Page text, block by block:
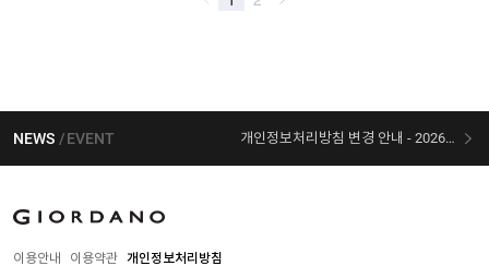
NEWS EVENT 개인정보처리방침 변경 안내 - 2026/07/30 시행
이용안내 이용약관 개인정보처리방침